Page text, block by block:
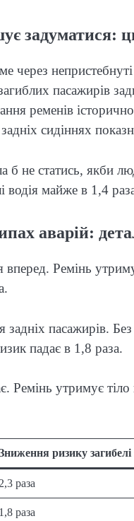
задуматися:
через
пасажирів
ременів
сидіннях
б не статись, якби
водія майже в 1,4
аварій:
вперед. Ремінь
пасажирів.
падає в 1,8 раза.
утримує
ризику
2,3 раза
1,8 раза